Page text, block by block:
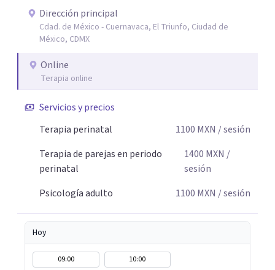
que buscar ayuda psicológica es un acto de valentía y
autocuidado. Mi objetivo es acompañarte para que puedas
comprender mejor lo que estás viviendo, fortalecer tus
recursos personales y construir una vida más plena y
congruente con tus necesidades y valores.
Dirección principal
Cdad. de México - Cuernavaca, El Triunfo, Ciudad de
México, CDMX
Online
Terapia online
Servicios y precios
Terapia perinatal
1100 MXN / sesión
Terapia de parejas en periodo
perinatal
1400 MXN /
sesión
Psicología adulto
1100 MXN / sesión
Hoy
09:00 10:00